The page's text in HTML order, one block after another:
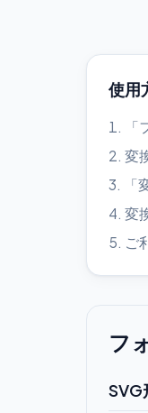
使用
変
変
ご
フ
SVG